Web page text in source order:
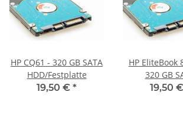
HP CQ61 - 320 GB SATA
HDD/Festplatte
19,50 € *
HP EliteBook
320 GB
HDD/
19,50 €